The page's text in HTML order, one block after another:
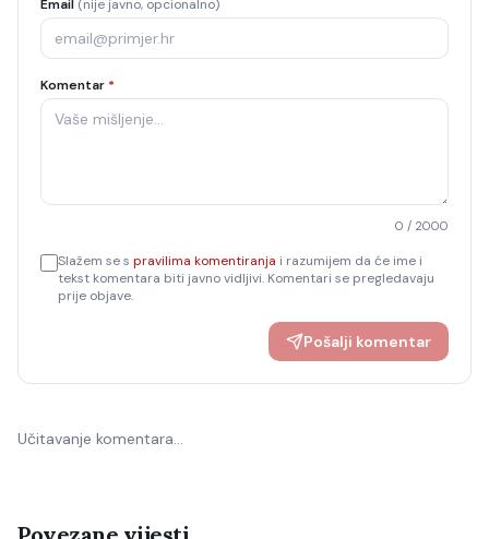
Email (nije javno, opcionalno)
Komentar *
0 / 2000
Slažem se s pravilima komentiranja i razumijem da će ime i
tekst komentara biti javno vidljivi. Komentari se pregledavaju
prije objave.
Pošalji komentar
Učitavanje komentara…